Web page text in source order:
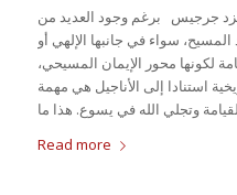
جرجيس برغم وجود العديد من
سواء في جانبها الإلهي أو
لكونها محور الإيمان المسيحي،
استنادا إلى الأناجيل هي مهمة
Read more